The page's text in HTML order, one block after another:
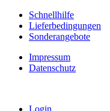
Schnellhilfe
Lieferbedingungen
Sonderangebote
Impressum
Datenschutz
Login